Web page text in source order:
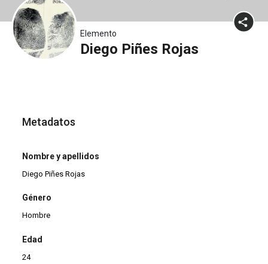
Elemento
Diego Piñes Rojas
Metadatos
Nombre y apellidos
Diego Piñes Rojas
Género
Hombre
Edad
24